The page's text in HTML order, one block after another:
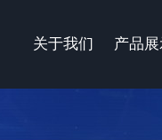
关于我们 产品